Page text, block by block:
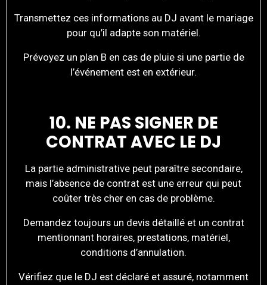
Transmettez ces informations au DJ avant le mariage
pour qu’il adapte son matériel.
Prévoyez un plan B en cas de pluie si une partie de
l’événement est en extérieur.
10. NE PAS SIGNER DE
CONTRAT AVEC LE DJ
La partie administrative peut paraître secondaire,
mais l’absence de contrat est une erreur qui peut
coûter très cher en cas de problème.
Demandez toujours un devis détaillé et un contrat
mentionnant horaires, prestations, matériel,
conditions d’annulation.
Vérifiez que le DJ est déclaré et assuré, notamment